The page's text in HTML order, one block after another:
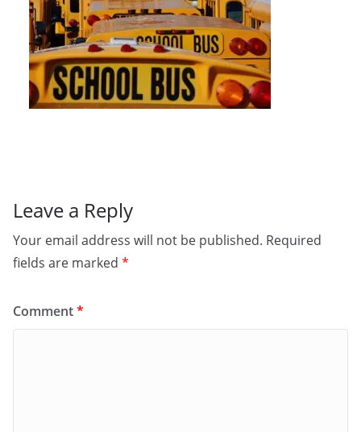
Leave a Reply
Your email address will not be published. Required
fields are marked *
Comment*